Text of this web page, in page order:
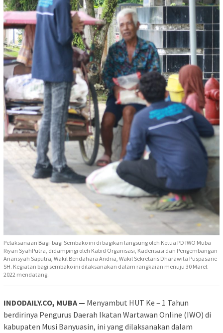
Pelaksanaan Bagi-bagi Sembako ini di bagikan langsung oleh Ketua PD IWO Muba
Riyan SyahPutra, didampingi oleh Kabid Organisasi, Kaderisasi dan Pengembangan
Ariansyah Saputra, Wakil Bendahara Andria, Wakil Sekretaris Dharawita Puspasarie
SH. Kegiatan bagi sembako ini dilaksanakan dalam rangkaian menuju 30 Maret
2022 mendatang.
INDODAILY.CO, MUBA — Menyambut HUT Ke – 1 Tahun
berdirinya Pengurus Daerah Ikatan Wartawan Online (IWO) di
kabupaten Musi Banyuasin, ini yang dilaksanakan dalam